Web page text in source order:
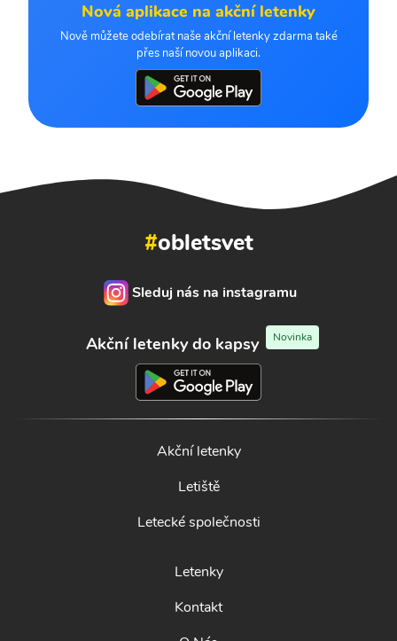
Nová aplikace na akční letenky
Nově můžete odebírat naše akční letenky zdarma také
přes naší novou aplikaci.
#obletsvet
Sleduj nás na instagramu
Akční letenky do kapsy Novinka
Akční letenky
Letiště
Letecké společnosti
Letenky
Kontakt